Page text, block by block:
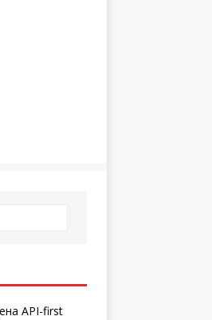
API-first